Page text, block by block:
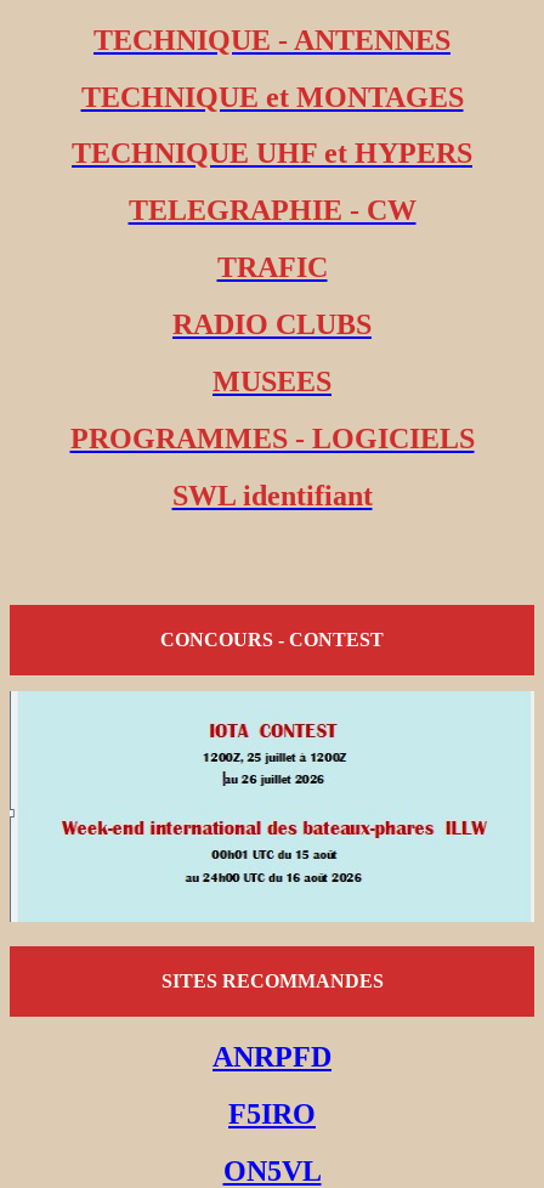
TECHNIQUE - ANTENNES
TECHNIQUE et MONTAGES
TECHNIQUE UHF et HYPERS
TELEGRAPHIE - CW
TRAFIC
RADIO CLUBS
MUSEES
PROGRAMMES - LOGICIELS
SWL identifiant
CONCOURS - CONTEST
SITES RECOMMANDES
ANRPFD
F5IRO
ON5VL